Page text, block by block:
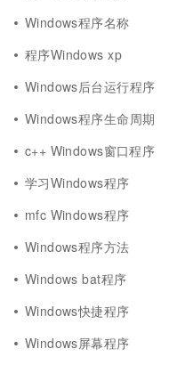
Windows程序名称
程序Windows xp
Windows后台运行程序
Windows程序生命周期
c++ Windows窗口程序
学习Windows程序
mfc Windows程序
Windows程序方法
Windows bat程序
Windows快捷程序
Windows屏幕程序